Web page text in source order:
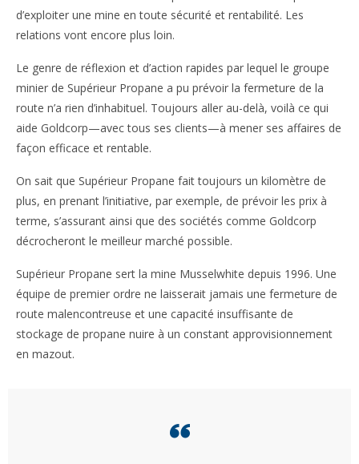
d’exploiter une mine en toute sécurité et rentabilité. Les
relations vont encore plus loin.
Le genre de réflexion et d’action rapides par lequel le groupe
minier de Supérieur Propane a pu prévoir la fermeture de la
route n’a rien d’inhabituel. Toujours aller au-delà, voilà ce qui
aide Goldcorp—avec tous ses clients—à mener ses affaires de
façon efficace et rentable.
On sait que Supérieur Propane fait toujours un kilomètre de
plus, en prenant l’initiative, par exemple, de prévoir les prix à
terme, s’assurant ainsi que des sociétés comme Goldcorp
décrocheront le meilleur marché possible.
Supérieur Propane sert la mine Musselwhite depuis 1996. Une
équipe de premier ordre ne laisserait jamais une fermeture de
route malencontreuse et une capacité insuffisante de
stockage de propane nuire à un constant approvisionnement
en mazout.